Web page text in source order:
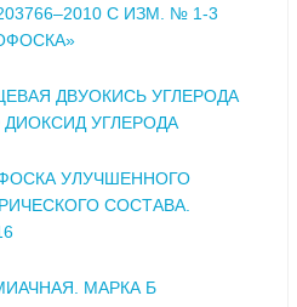
С ИЗМ. № 1-3
ДВУОКИСЬ УГЛЕРОДА
ДИОКСИД УГЛЕРОДА
УЛУЧШЕННОГО
СОСТАВА.
МАРКА Б